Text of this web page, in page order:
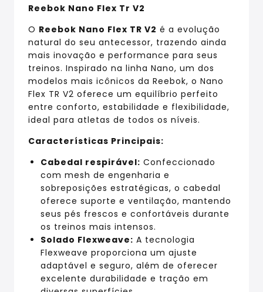
Reebok Nano Flex Tr V2
O Reebok Nano Flex TR V2 é a evolução
natural do seu antecessor, trazendo ainda
mais inovação e performance para seus
treinos. Inspirado na linha Nano, um dos
modelos mais icônicos da Reebok, o Nano
Flex TR V2 oferece um equilíbrio perfeito
entre conforto, estabilidade e flexibilidade,
ideal para atletas de todos os níveis.
Características Principais:
Cabedal respirável: Confeccionado
com mesh de engenharia e
sobreposições estratégicas, o cabedal
oferece suporte e ventilação, mantendo
seus pés frescos e confortáveis durante
os treinos mais intensos.
Solado Flexweave: A tecnologia
Flexweave proporciona um ajuste
adaptável e seguro, além de oferecer
excelente durabilidade e tração em